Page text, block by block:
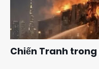
Chiến Tranh trong